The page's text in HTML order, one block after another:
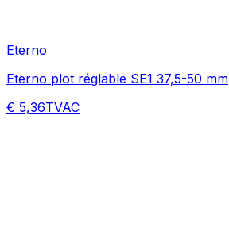
Eterno
Eterno plot réglable SE1 37,5-50 mm
€ 5,36TVAC